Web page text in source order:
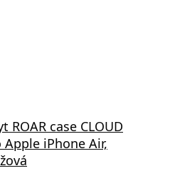
ROAR case CLOUD
Apple iPhone Air,